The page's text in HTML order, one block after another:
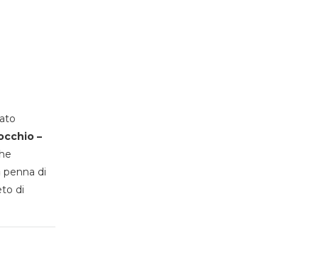
–
penna di
di